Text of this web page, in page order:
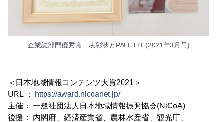
企業誌部門優秀賞 表彰状とPALETTE(2021年3月号)
＜日本地域情報コンテンツ大賞2021＞
URL ：
https://award.nicoanet.jp/
主催： 一般社団法人日本地域情報振興協会(NiCoA)
後援： 内閣府、経済産業省、農林水産省、観光庁、